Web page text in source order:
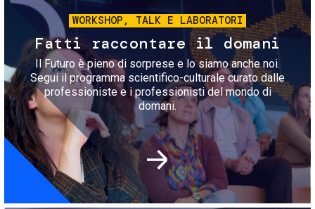
WORKSHOP, TALK E LABORATORI
Fatti raccontare il domani
Il Futuro è pieno di sorprese e lo siamo anche noi.
Segui il programma scientifico-culturale curato dalle
professioniste e i professionisti del mondo di
domani.